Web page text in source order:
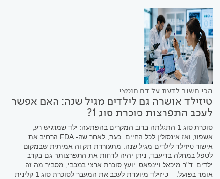
הכי חשוב לדעת על דם חומצי
טיזילד אושרה גם לילדים מגיל שנה: האם אפשר
לעכב התפרצות סוכרת סוג 1?
סוכרת סוג 1 התגלתה ברוב המקרים בהפתעה: ילד שמרגיש רע,
אשפוז, ואז אינסולין לכל החיים. כעת, לאחר שה- FDA הרחיב את
אישור טיזילד לילדים מגיל שנה, מתעוררת תקווה אמיתית שבמקום
לטפל במחלה בדיעבד, ניתן יהיה לדחות את התפרצותה גם בקרב
ילדים. ד"ר מיכאל ויינפאס, יועץ סוכרת ארצי במכבי, מסביר מה זה
אומר בפועל. טיזילד מיועדת לעכב את המעבר לסוכרת סוג 1 קלינית